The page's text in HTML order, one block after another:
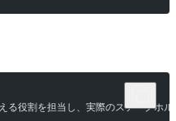
る役割を担当し、実際のステークホ